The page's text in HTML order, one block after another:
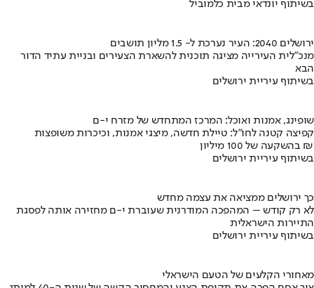
בשיתוף יונדאי מבית כלמוביל
ירושלים 2040: העיר נערכת ל- 1.5 מליון תושבים
מנכ"לית העירייה מציגה תוכנית להשארת הצעירים ובניית עתיד הדור
הבא
בשיתוף עיריית ירושלים
שופינג, אמנות ואוכל: המרכז המתחדש של מזרח י-ם
קפיצה קטנה לחו"ל: טיילת חדשה, מיצגי אמנות, וכיכרות משופצות
בהשקעה של 100 מיליון ₪
בשיתוף עיריית ירושלים
כך ירושלים ממציאה את עצמה מחדש
לא רק קודש – המהפכה המודרנית שעוברת י-ם מחזירה אותה לפסגת
התיירות הישראלית
בשיתוף עיריית ירושלים
מאחורי הקלעים של הטעם הישראלי